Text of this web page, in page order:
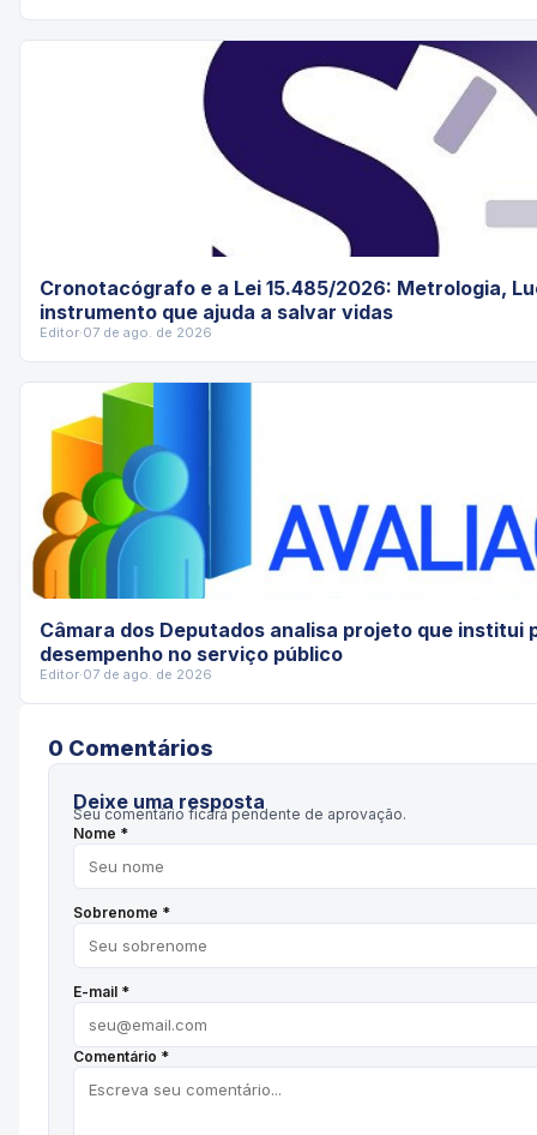
Cronotacógrafo e a Lei 15.485/2026: Metrologia,
instrumento que ajuda a salvar vidas
Editor·07 de ago. de 2026
Câmara dos Deputados analisa projeto que institui
desempenho no serviço público
Editor·07 de ago. de 2026
0 Comentários
Deixe uma resposta
Seu comentário ficará pendente de aprovação.
Nome *
Sobrenome *
E-mail *
Comentário *